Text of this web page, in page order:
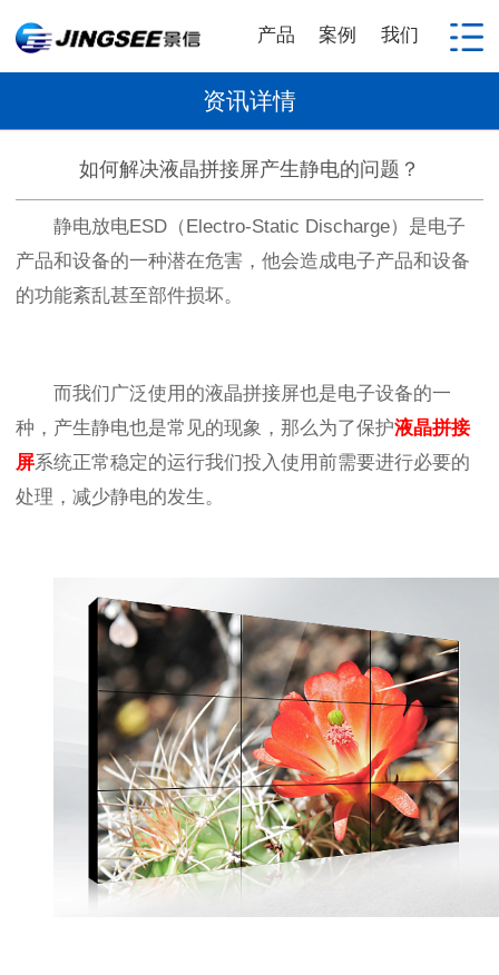
产品 案例 我们
资讯详情
如何解决液晶拼接屏产生静电的问题？
静电放电ESD（Electro-Static Discharge）是电子
产品和设备的一种潜在危害，他会造成电子产品和设备
的功能紊乱甚至部件损坏。
而我们广泛使用的液晶拼接屏也是电子设备的一
种，产生静电也是常见的现象，那么为了保护液晶拼接
屏系统正常稳定的运行我们投入使用前需要进行必要的
处理，减少静电的发生。